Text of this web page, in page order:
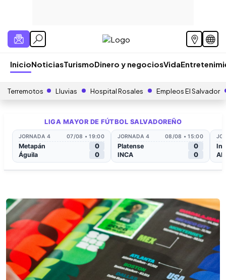
InicioNoticiasTurismoDinero y negociosVida
Terremotos Lluvias Hospital Rosales Empleos El Salvador